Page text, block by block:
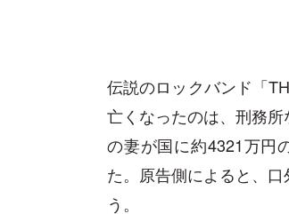
伝説のロックバンド「
亡くなったのは、刑務
の妻が国に約4321万円
た。原告側によると、
う。